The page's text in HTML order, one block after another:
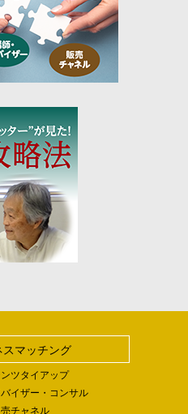
スマッチング
ツタイアップ
イザー・コンサル
チャネル